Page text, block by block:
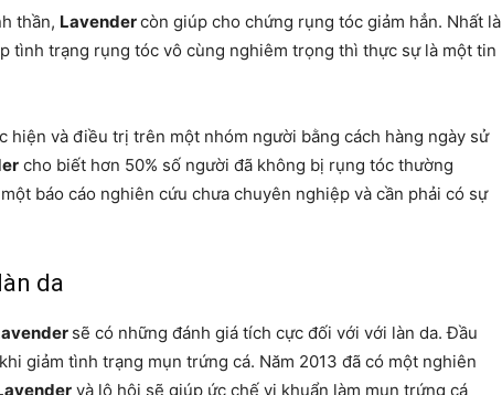
thần, Lavendercòn giúp cho chứng rụng tóc giảm hẳn. Nhất là
tình trạng rụng tóc vô cùng nghiêm trọng thì thực sự là một tin
hiện và điều trị trên một nhóm người bằng cách hàng ngày sử
cho biết hơn 50% số người đã không bị rụng tóc thường
báo cáo nghiên cứu chưa chuyên nghiệp và cần phải có sự
da
sẽ có những đánh giá tích cực đối với với làn da. Đầu
giảm tình trạng mụn trứng cá. Năm 2013 đã có một nghiên
và lô hội sẽ giúp ức chế vi khuẩn làm mụn trứng cá